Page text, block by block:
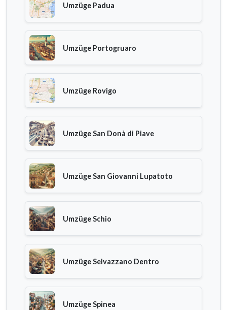
Umzüge Padua
Umzüge Portogruaro
Umzüge Rovigo
Umzüge San Donà di Piave
Umzüge San Giovanni Lupatoto
Umzüge Schio
Umzüge Selvazzano Dentro
Umzüge Spinea